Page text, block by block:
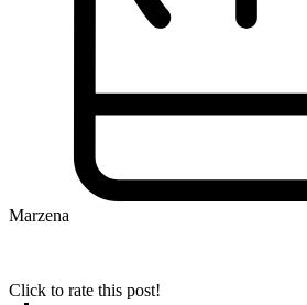
Marzena
Click to rate this post!